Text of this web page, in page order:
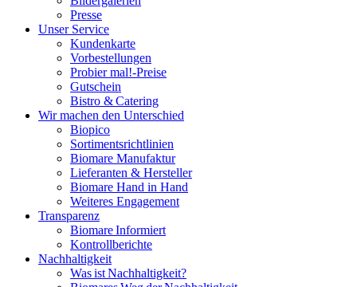
Presse
Unser Service
Kundenkarte
Vorbestellungen
Probier mal!-Preise
Gutschein
Bistro & Catering
Wir machen den Unterschied
Biopico
Sortimentsrichtlinien
Biomare Manufaktur
Lieferanten & Hersteller
Biomare Hand in Hand
Weiteres Engagement
Transparenz
Biomare Informiert
Kontrollberichte
Nachhaltigkeit
Was ist Nachhaltigkeit?